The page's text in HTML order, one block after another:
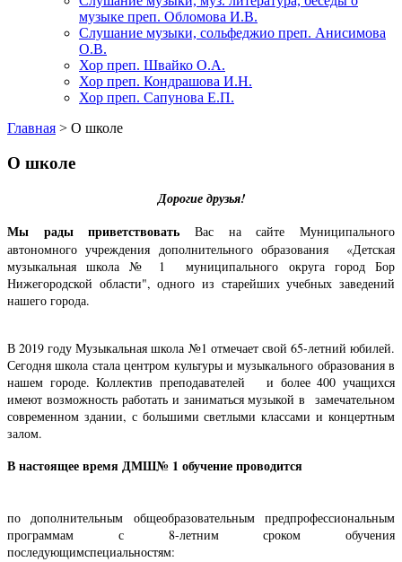
музыке преп. Обломова И.В.
Слушание музыки, сольфеджио преп. Анисимова
О.В.
Хор преп. Швайко О.А.
Хор преп. Кондрашова И.Н.
Хор преп. Сапунова Е.П.
Главная > О школе
О школе
Дорогие друзья!
Мы рады приветствовать Вас на сайте Муниципального
автономного учреждения дополнительного образования «Детская
музыкальная школа № 1 муниципального округа город Бор
Нижегородской области", одного из старейших учебных заведений
нашего города.
В 2019 году Музыкальная школа №1 отмечает свой 65-летний юбилей.
Сегодня школа стала центром культуры и музыкального образования в
нашем городе. Коллектив преподавателей и более 400 учащихся
имеют возможность работать и заниматься музыкой в замечательном
современном здании, с большими светлыми классами и концертным
залом.
В настоящее время ДМШ№ 1 обучение проводится
по дополнительным общеобразовательным предпрофессиональным
программам с 8-летним сроком обучения
последующимспециальностям: